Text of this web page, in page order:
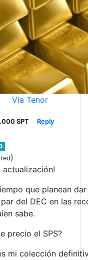
Via Tenor
SPT Reply
)
actualización!
que planean dar
del DEC en las
sabe.
precio el SPS?
mi colección